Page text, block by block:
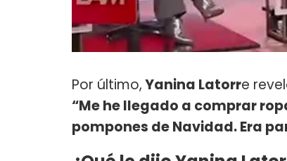
Por último,Yanina Latorre
“Me he llegado a comprar
pompones de Navidad. Era